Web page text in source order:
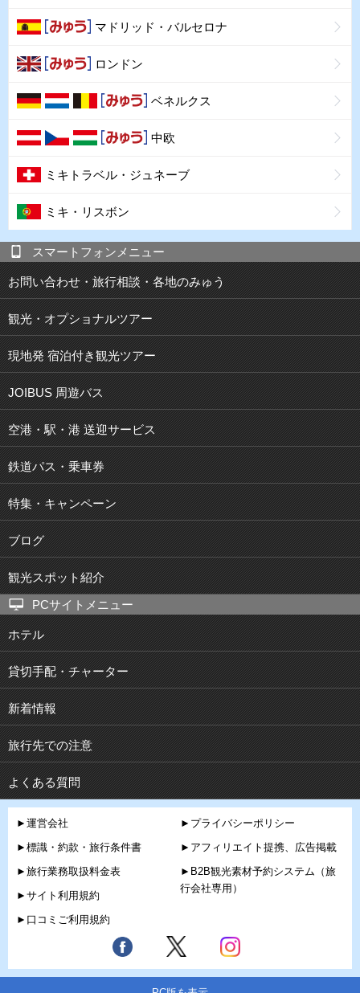
マドリッド・バルセロナ
ロンドン
ベネルクス
中欧
ミキトラベル・ジュネーブ
ミキ・リスボン
スマートフォンメニュー
お問い合わせ・旅行相談・各地のみゅう
観光・オプショナルツアー
現地発 宿泊付き観光ツアー
JOIBUS 周遊バス
空港・駅・港 送迎サービス
鉄道パス・乗車券
特集・キャンペーン
ブログ
観光スポット紹介
PCサイトメニュー
ホテル
貸切手配・チャーター
新着情報
旅行先での注意
よくある質問
►運営会社
►標識・約款・旅行条件書
►旅行業務取扱料金表
►サイト利用規約
►口コミご利用規約
►プライバシーポリシー
►アフィリエイト提携、広告掲載
►B2B観光素材予約システム（旅
行会社専用）